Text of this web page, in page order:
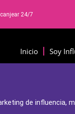
24/7
Inicio Soy
de influencia,